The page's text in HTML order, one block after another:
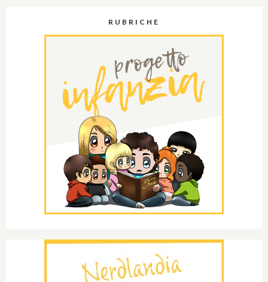
RUBRICHE